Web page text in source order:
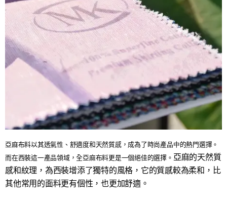
亞麻布料以其透氣性、舒適度和天然質感，成為了時尚產品中的熱門選擇。
而在西裝這一產品領域，全亞麻布料更是一個絕佳的選擇。 亞麻的天然質
感和紋理，為西裝增添了獨特的風格，它的質感較為柔和，比
其他常用的面料更有個性，也更加舒適。